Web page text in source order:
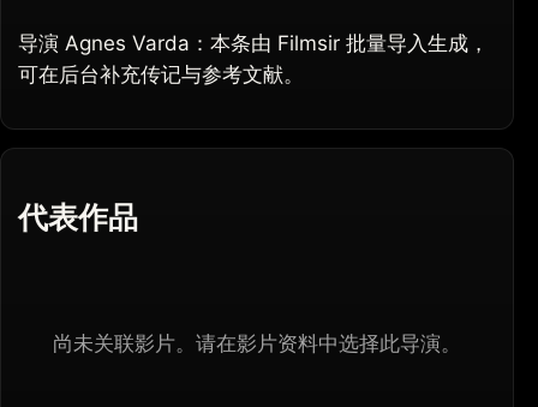
导演 Agnes Varda：本条由 Filmsir 批量导入生成，
可在后台补充传记与参考文献。
代表作品
尚未关联影片。请在影片资料中选择此导演。